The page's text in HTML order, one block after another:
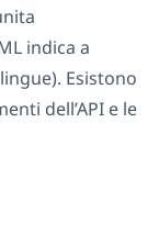
indica a
Esistono
dell’API e le